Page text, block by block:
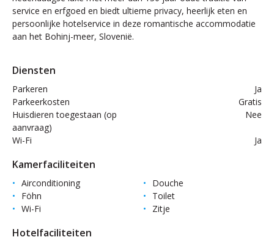
service en erfgoed en biedt ultieme privacy, heerlijk eten en
persoonlijke hotelservice in deze romantische accommodatie
aan het Bohinj-meer, Slovenië.
Diensten
Parkeren
Ja
Parkeerkosten
Gratis
Huisdieren toegestaan (op
aanvraag)
Nee
Wi-Fi Ja
Kamerfaciliteiten
Airconditioning
Douche
Föhn
Toilet
Wi-Fi
Zitje
Hotelfaciliteiten